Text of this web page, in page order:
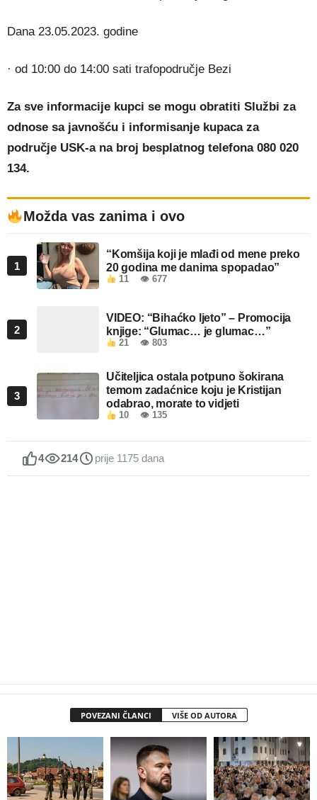
Dana 23.05.2023. godine
· od 10:00 do 14:00 sati trafopodručje Bezi
Za sve informacije kupci se mogu obratiti Službi za
odnose sa javnošću i informisanje kupaca za
područje USK-a na broj besplatnog telefona 080 020
134.
Možda vas zanima i ovo
1
“Komšija koji je mlađi od mene preko
20 godina me danima spopadao”
11 👁 677
2
VIDEO: “Bihaćko ljeto” – Promocija
knjige: “Glumac… je glumac…”
21 👁 803
3
Učiteljica ostala potpuno šokirana
temom zadaćnice koju je Kristijan
odabrao, morate to vidjeti
10 👁 135
4 214 prije 1175 dana
POVEZANI ČLANCI VIŠE OD AUTORA